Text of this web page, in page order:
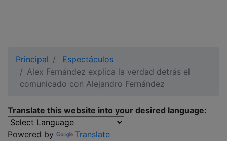
Principal
Espectáculos
Alex Fernández explica la verdad detrás el
comunicado con Alejandro Fernández
Translate this website into your desired language:
Powered by
Translate